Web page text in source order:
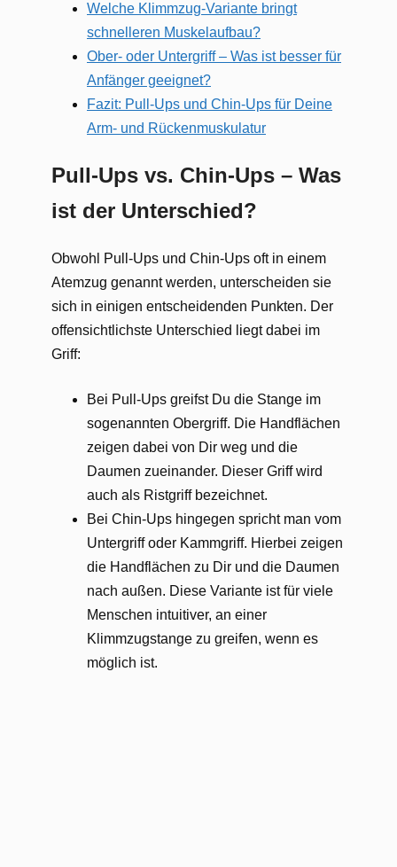
Welche Klimmzug-Variante bringt
schnelleren Muskelaufbau?
Ober- oder Untergriff – Was ist besser für
Anfänger geeignet?
Fazit: Pull-Ups und Chin-Ups für Deine
Arm- und Rückenmuskulatur
Pull-Ups vs. Chin-Ups – Was
ist der Unterschied?
Obwohl Pull-Ups und Chin-Ups oft in einem
Atemzug genannt werden, unterscheiden sie
sich in einigen entscheidenden Punkten. Der
offensichtlichste Unterschied liegt dabei im
Griff:
Bei Pull-Ups greifst Du die Stange im
sogenannten Obergriff. Die Handflächen
zeigen dabei von Dir weg und die
Daumen zueinander. Dieser Griff wird
auch als Ristgriff bezeichnet.
Bei Chin-Ups hingegen spricht man vom
Untergriff oder Kammgriff. Hierbei zeigen
die Handflächen zu Dir und die Daumen
nach außen. Diese Variante ist für viele
Menschen intuitiver, an einer
Klimmzugstange zu greifen, wenn es
möglich ist.